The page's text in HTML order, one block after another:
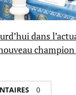
dans
champion
0